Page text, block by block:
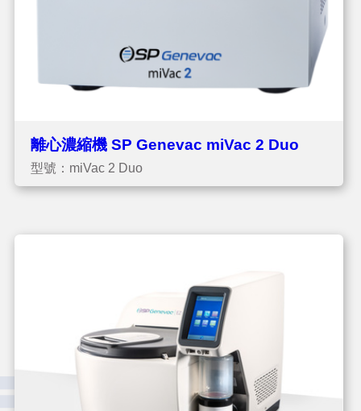
離心濃縮機 SP Genevac miVac 2 Duo
型號：miVac 2 Duo